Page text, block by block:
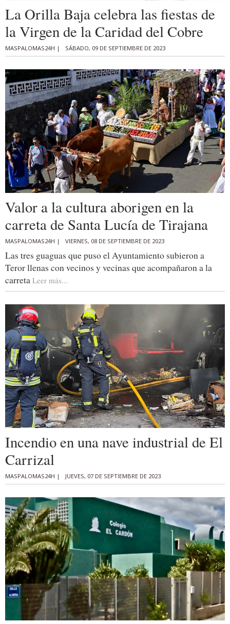
La Orilla Baja celebra las fiestas de
la Virgen de la Caridad del Cobre
MASPALOMAS24H | SÁBADO, 09 DE SEPTIEMBRE DE 2023
Valor a la cultura aborigen en la
carreta de Santa Lucía de Tirajana
MASPALOMAS24H | VIERNES, 08 DE SEPTIEMBRE DE 2023
Las tres guaguas que puso el Ayuntamiento subieron a
Teror llenas con vecinos y vecinas que acompañaron a la
carreta Leer más...
Incendio en una nave industrial de El
Carrizal
MASPALOMAS24H | JUEVES, 07 DE SEPTIEMBRE DE 2023